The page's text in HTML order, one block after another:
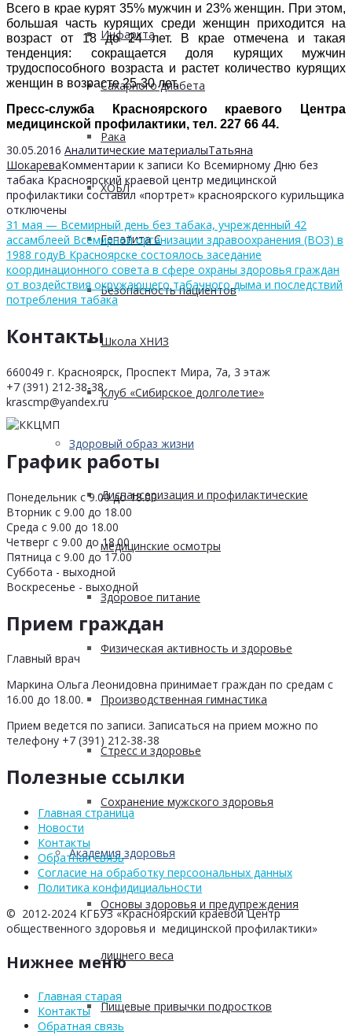
Инфаркта
Сахарного диабета
Рака
ХОБЛ
Гепатита С
Безопасность пациентов
Школа ХНИЗ
Клуб «Сибирское долголетие»
Здоровый образ жизни
Диспансеризация и профилактические
медицинские осмотры
Здоровое питание
Физическая активность и здоровье
Производственная гимнастика
Стресс и здоровье
Сохранение мужского здоровья
Академия здоровья
Основы здоровья и предупреждения
лишнего веса
Пищевые привычки подростков
Всего в крае курят 35% мужчин и 23% женщин. При этом,
большая часть курящих среди женщин приходится на
возраст от 18 до 24 лет. В крае отмечена и такая
тенденция: сокращается доля курящих мужчин
трудоспособного возраста и растет количество курящих
женщин в возрасте 25-30 лет.
Пресс-служба Красноярского краевого Центра
медицинской профилактики, тел. 227 66 44.
30.05.2016 Аналитические материалыТатьяна
ШокареваКомментарии к записи Ко Всемирному Дню без
табака Красноярский краевой центр медицинской
профилактики составил «портрет» красноярского курильщика
отключены
31 мая — Всемирный день без табака, учрежденный 42
ассамблеей Всемирной организации здравоохранения (ВОЗ) в
1988 годуВ Красноярске состоялось заседание
координационного совета в сфере охраны здоровья граждан
от воздействия окружающего табачного дыма и последствий
потребления табака
Контакты
660049 г. Красноярск, Проспект Мира, 7а, 3 этаж
+7 (391) 212-38-38
krascmp@yandex.ru
График работы
Понедельник с 9.00 до 18.00
Вторник с 9.00 до 18.00
Среда с 9.00 до 18.00
Четверг с 9.00 до 18.00
Пятница с 9.00 до 17.00
Суббота - выходной
Воскресенье - выходной
Прием граждан
Главный врач
Маркина Ольга Леонидовна принимает граждан по средам с
16.00 до 18.00.
Прием ведется по записи. Записаться на прием можно по
телефону +7 (391) 212-38-38
Полезные ссылки
Главная страница
Новости
Контакты
Обратная связь
Согласие на обработку персоональных данных
Политика конфидициальности
© 2012-2024 КГБУЗ «Красноярский краевой Центр
общественного здоровья и медицинской профилактики»
Нижнее меню
Главная старая
Контакты
Обратная связь